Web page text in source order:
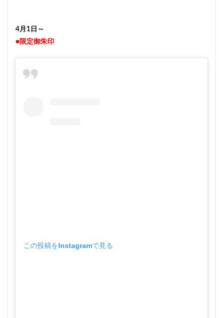
4月1日～
●限定御朱印
この投稿をInstagramで見る